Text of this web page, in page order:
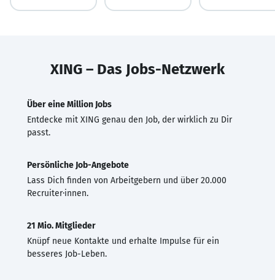
XING – Das Jobs-Netzwerk
Über eine Million Jobs
Entdecke mit XING genau den Job, der wirklich zu Dir
passt.
Persönliche Job-Angebote
Lass Dich finden von Arbeitgebern und über 20.000
Recruiter·innen.
21 Mio. Mitglieder
Knüpf neue Kontakte und erhalte Impulse für ein
besseres Job-Leben.